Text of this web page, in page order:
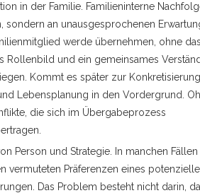
in der Familie. Familieninterne
an unausgesprochenen
werde übernehmen, ohne
Rollenbild und ein gemeinsames
Kommt es später zur Konkretisierung,
Lebensplanung in den Vordergrund.
die sich im Übergabeprozess
Person und Strategie. In manchen Fällen
vermuteten Präferenzen eines
Das Problem besteht nicht darin,